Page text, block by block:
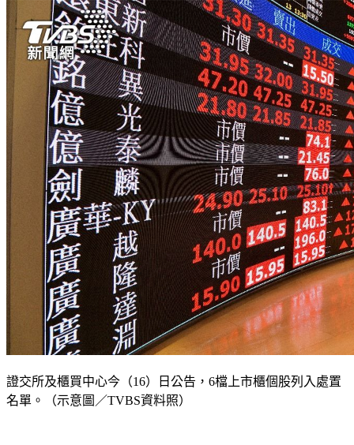
名單。（示意圖／TVBS資料照）